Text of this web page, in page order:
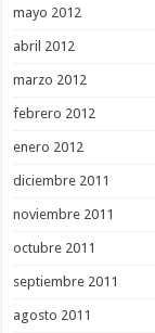
mayo 2012
abril 2012
marzo 2012
febrero 2012
enero 2012
diciembre 2011
noviembre 2011
octubre 2011
septiembre 2011
agosto 2011